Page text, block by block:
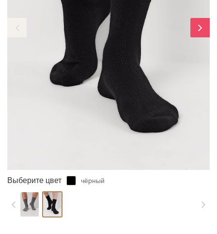
Выберите цвет чёрный